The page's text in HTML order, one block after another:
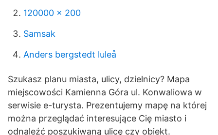
120000 x 200
Samsak
Anders bergstedt luleå
Szukasz planu miasta, ulicy, dzielnicy? Mapa
miejscowości Kamienna Góra ul. Konwaliowa w
serwisie e-turysta. Prezentujemy mapę na której
można przeglądać interesujące Cię miasto i
odnaleźć poszukiwaną ulicę czy obiekt.